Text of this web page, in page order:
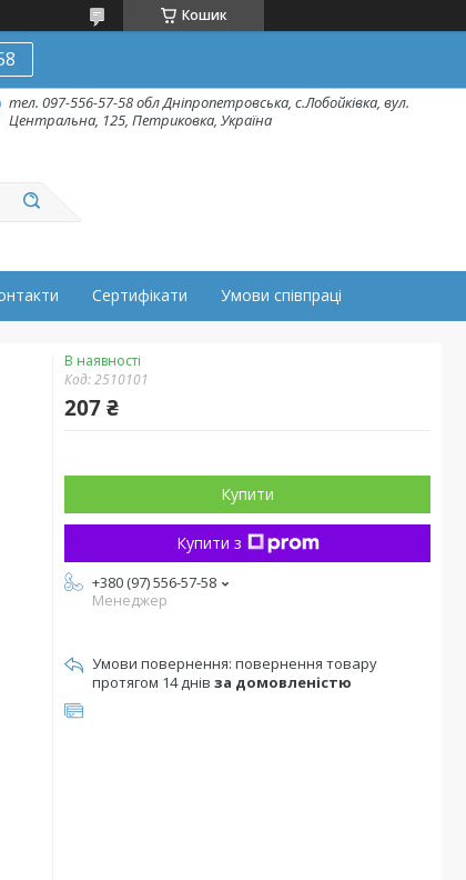
Кошик
тел. 097-556-57-58 обл Дніпропетровська, с.Лобойківка, вул.
Центральна, 125, Петриковка, Україна
Сертифікати Умови співпраці
В наявності
Код:2510101
207 ₴
Купити
Купити з
+380 (97) 556-57-58
Менеджер
повернення товару
протягом 14 днів за домовленістю